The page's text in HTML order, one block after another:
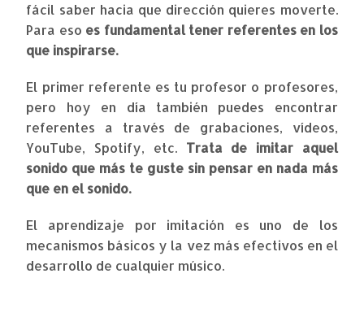
fácil saber hacia que dirección quieres moverte.
Para eso es fundamental tener referentes en los
que inspirarse.
El primer referente es tu profesor o profesores,
pero hoy en día también puedes encontrar
referentes a través de grabaciones, vídeos,
YouTube, Spotify, etc. Trata de imitar aquel
sonido que más te guste sin pensar en nada más
que en el sonido.
El aprendizaje por imitación es uno de los
mecanismos básicos y la vez más efectivos en el
desarrollo de cualquier músico.